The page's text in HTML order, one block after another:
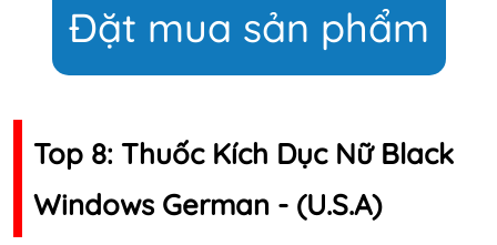
Đặt mua sản phẩm
Top 8: Thuốc Kích Dục Nữ Black
Windows German - (U.S.A)